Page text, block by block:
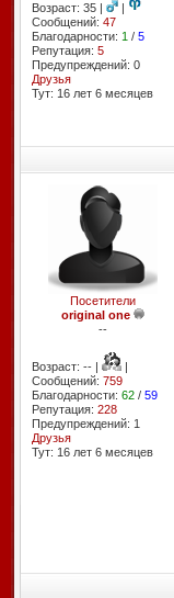
Возраст: 35 |
|
Сообщений: 47
Благодарности: 1 / 5
Репутация: 5
Предупреждений: 0
Друзья
Тут: 16 лет 6 месяцев
Посетители
original one
--
Возраст: -- |
|
Сообщений: 759
Благодарности: 62/ 59
Репутация: 228
Предупреждений: 1
Друзья
Тут: 16 лет 6 месяцев